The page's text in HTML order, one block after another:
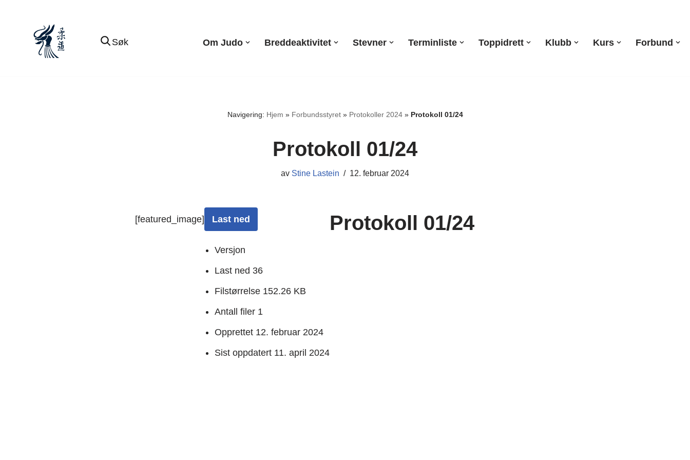
innholdet
Søk Om Judo Breddeaktivitet Stevner Terminliste Toppidrett Klubb Kurs Forbund
Navigering: Hjem » Forbundsstyret» Protokoller 2024» Protokoll 01/24
Protokoll 01/24
av Stine Lastein 12. februar 2024
[featured_image] Last ned
Versjon
Last ned 36
Filstørrelse 152.26 KB
Antall filer 1
Opprettet 12. februar 2024
Sist oppdatert 11. april 2024
Protokoll 01/24